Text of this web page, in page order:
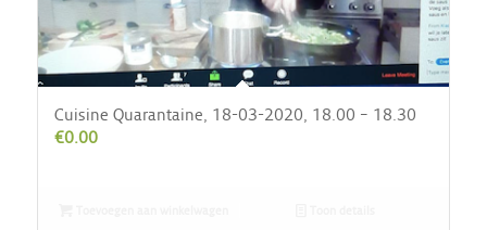
Cuisine Quarantaine, 18-03-2020, 18.00 – 18.30
€0.00